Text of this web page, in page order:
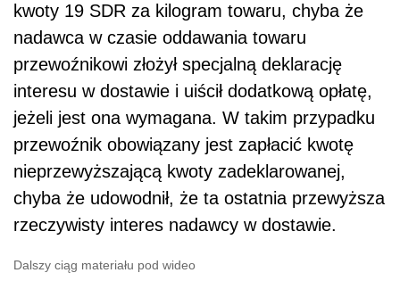
kwoty 19 SDR za kilogram towaru, chyba że
nadawca w czasie oddawania towaru
przewoźnikowi złożył specjalną deklarację
interesu w dostawie i uiścił dodatkową opłatę,
jeżeli jest ona wymagana. W takim przypadku
przewoźnik obowiązany jest zapłacić kwotę
nieprzewyższającą kwoty zadeklarowanej,
chyba że udowodnił, że ta ostatnia przewyższa
rzeczywisty interes nadawcy w dostawie.
Dalszy ciąg materiału pod wideo